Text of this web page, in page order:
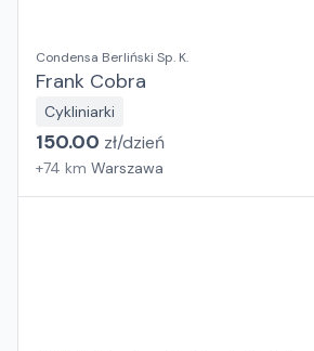
Condensa Berliński Sp. K.
Frank Cobra
Cykliniarki
150.00 zł/dzień
+74 km Warszawa